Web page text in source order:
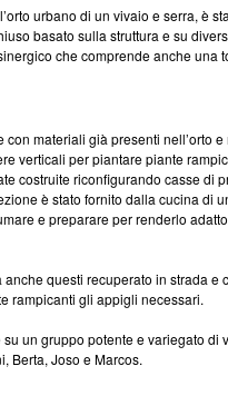
urbano di un vivaio e serra, è
basato sulla struttura e su
che comprende anche una
materiali già presenti nell’orto
verticali per piantare piante
costruite riconfigurando casse di
è stato fornito dalla cucina di
e preparare per renderlo
anche questi recuperato in strada e
rampicanti gli appigli necessari.
un gruppo potente e variegato di
Berta, Joso e Marcos.